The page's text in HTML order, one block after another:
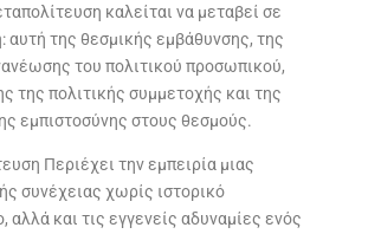
καλείται να μεταβεί σε
αυτή της θεσμικής εμβάθυνσης, της
του πολιτικού προσωπικού,
της πολιτικής συμμετοχής και της
εμπιστοσύνης στους θεσμούς.
Περιέχει την εμπειρία μιας
συνέχειας χωρίς ιστορικό
αλλά και τις εγγενείς αδυναμίες ενός